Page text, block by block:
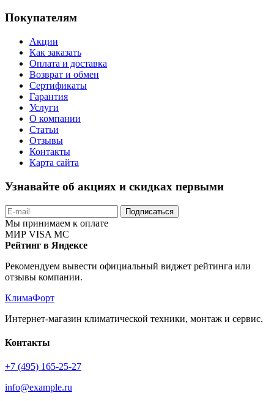
Покупателям
Акции
Как заказать
Оплата и доставка
Возврат и обмен
Сертификаты
Гарантия
Услуги
О компании
Статьи
Отзывы
Контакты
Карта сайта
Узнавайте об акциях и скидках первыми
Подписаться
Мы принимаем к оплате
МИР VISA MC
Рейтинг в Яндексе
Рекомендуем вывести официальный виджет рейтинга или
отзывы компании.
КлимаФорт
Интернет-магазин климатической техники, монтаж и сервис.
Контакты
+7 (495) 165-25-27
info@example.ru